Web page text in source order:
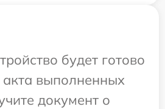
будет готово
выполненных
документ о